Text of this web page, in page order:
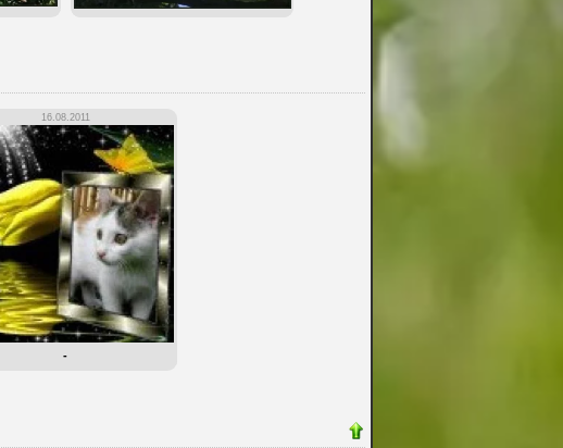
16.08.2011
-